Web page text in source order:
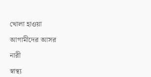
খোলা হাওয়া
আগামীদের আসর
নারী
স্বাস্থ্য